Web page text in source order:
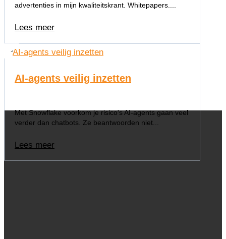
advertenties in mijn kwaliteitskrant. Whitepapers....
Lees meer
AI-agents veilig inzetten
Met Snowflake voorkom je risico's AI-agents gaan veel
verder dan chatbots. Ze beantwoorden niet...
Lees meer